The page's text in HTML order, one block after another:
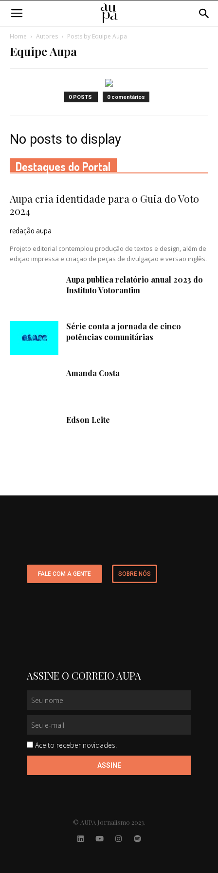
Home Autores Posts by Equipe Aupa
Equipe Aupa
0 POSTS 0 comentários
No posts to display
Destaques do Portal
Aupa cria identidade para o Guia do Voto
2024
redação aupa
Projeto editorial contemplou produção de textos e design, além de
edição impressa e criação de peças de divulgação e versão inglês.
Aupa publica relatório anual 2023 do
Instituto Votorantim
Série conta a jornada de cinco
potências comunitárias
Amanda Costa
Edson Leite
FALE COM A GENTE SOBRE NÓS
ASSINE O CORREIO AUPA
Aceito receber novidades.
ASSINE
© AUPA Jornalismo 2023.